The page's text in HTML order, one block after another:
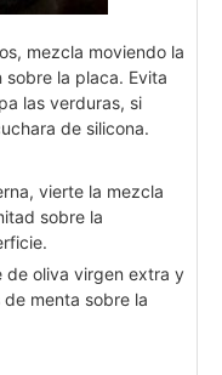
mezcla moviendo la
la placa. Evita
las verduras, si
de silicona.
vierte la mezcla
sobre la
de oliva virgen extra y
menta sobre la